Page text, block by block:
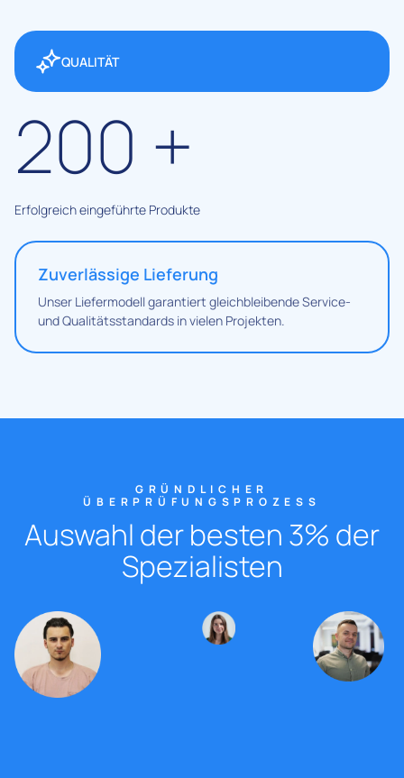
QUALITÄT
200 +
Erfolgreich eingeführte Produkte
Zuverlässige Lieferung
Unser Liefermodell garantiert gleichbleibende Service-
und Qualitätsstandards in vielen Projekten.
GRÜNDLICHER
ÜBERPRÜFUNGSPROZESS
Auswahl der besten 3% der
Spezialisten